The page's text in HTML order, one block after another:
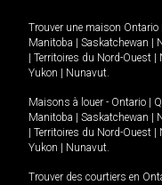
Trouver une maison Ontario
Manitoba
Saskatchewan
Territoires du Nord-Ouest
Yukon
Nunavut.
Maisons à louer - Ontario
Manitoba
Saskatchewan
Territoires du Nord-Ouest
Yukon
Nunavut.
Trouver des courtiers en